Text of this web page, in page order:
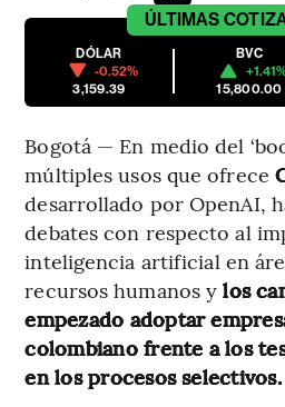
ÚLTIMAS
DÓLAR
-0.52%
3,159.39
BVC
15,800.00
Bogotá — En medio del
múltiples usos que ofrece
desarrollado por OpenAI,
debates con respecto al
inteligencia artificial en
recursos humanos ylos
empezado adoptar
colombiano frente a los
en los procesos selectivos.